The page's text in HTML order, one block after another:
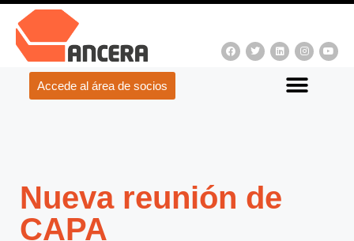
Accede al área de socios
Nueva reunión de
CAPA